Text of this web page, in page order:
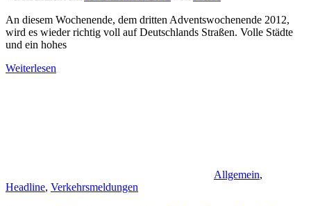
An diesem Wochenende, dem dritten Adventswochenende 2012,
wird es wieder richtig voll auf Deutschlands Straßen. Volle Städte
und ein hohes
Weiterlesen
Allgemein,
Headline, Verkehrsmeldungen